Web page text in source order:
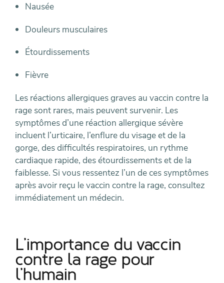
Nausée
Douleurs musculaires
Étourdissements
Fièvre
Les réactions allergiques graves au vaccin contre la
rage sont rares, mais peuvent survenir. Les
symptômes d’une réaction allergique sévère
incluent l’urticaire, l’enflure du visage et de la
gorge, des difficultés respiratoires, un rythme
cardiaque rapide, des étourdissements et de la
faiblesse. Si vous ressentez l’un de ces symptômes
après avoir reçu le vaccin contre la rage, consultez
immédiatement un médecin.
L’importance du vaccin
contre la rage pour
l’humain